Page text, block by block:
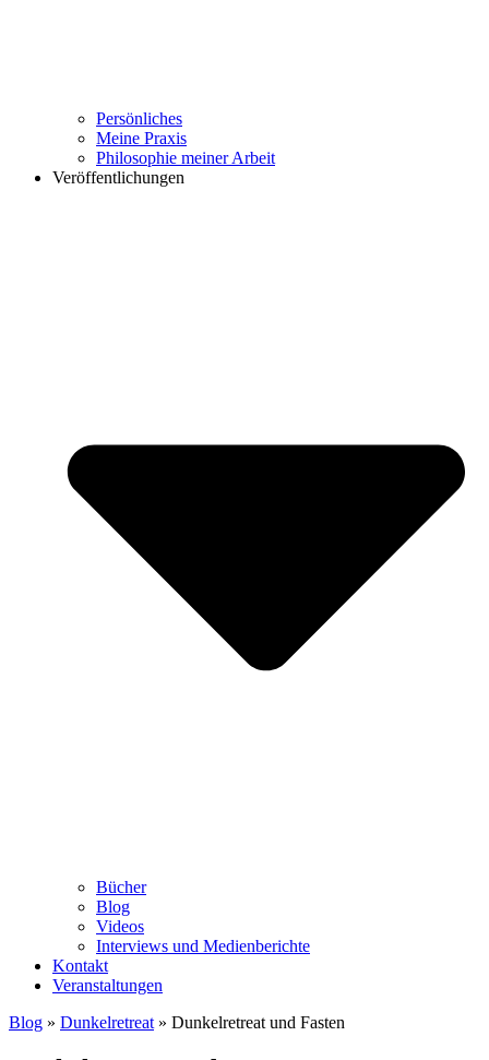
Persönliches
Meine Praxis
Philosophie meiner Arbeit
Veröffentlichungen
Bücher
Blog
Videos
Interviews und Medienberichte
Kontakt
Veranstaltungen
Blog » Dunkelretreat » Dunkelretreat und Fasten